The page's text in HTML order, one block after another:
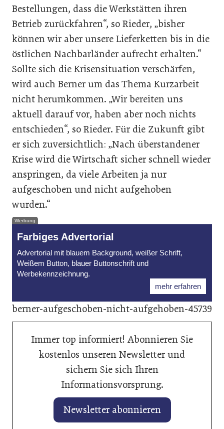
Bestellungen, dass die Werkstätten ihren
Betrieb zurückfahren“, so Rieder, „bisher
können wir aber unsere Lieferketten bis in die
östlichen Nachbarländer aufrecht erhalten.“
Sollte sich die Krisensituation verschärfen,
wird auch Berner um das Thema Kurzarbeit
nicht herumkommen. „Wir bereiten uns
aktuell darauf vor, haben aber noch nichts
entschieden“, so Rieder. Für die Zukunft gibt
er sich zuversichtlich: „Nach überstandener
Krise wird die Wirtschaft sicher schnell wieder
anspringen, da viele Arbeiten ja nur
aufgeschoben und nicht aufgehoben
wurden.“
Werbung
Farbiges Advertorial
Advertorial mit blauem Background, weißer Schrift,
Weißem Button, blauer Buttonschrift und
Werbekennzeichnung.
mehr erfahren
berner-aufgeschoben-nicht-aufgehoben-45739
Immer top informiert! Abonnieren Sie
kostenlos unseren Newsletter und
sichern Sie sich Ihren
Informationsvorsprung.
Newsletter abonnieren